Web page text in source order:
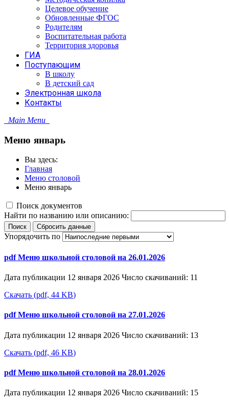
Целевое обучение
Обновленные ФГОС
Родителям
Воспитательная работа
Территория здоровья
ГИА
Поступающим
В школу
В детский сад
Электронная школа
Контакты
Main Menu
Меню январь
Вы здесь:
Главная
Меню столовой
Меню январь
Поиск документов
Найти по названию или описанию:
Поиск Сбросить данные
Упорядочить по
pdf Меню школьной столовой на 26.01.2026
Дата публикации 12 января 2026 Число скачиваний: 11
Скачать (pdf, 44 KB)
pdf Меню школьной столовой на 27.01.2026
Дата публикации 12 января 2026 Число скачиваний: 13
Скачать (pdf, 46 KB)
pdf Меню школьной столовой на 28.01.2026
Дата публикации 12 января 2026 Число скачиваний: 15